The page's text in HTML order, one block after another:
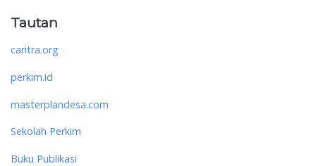
Tautan
caritra.org
perkim.id
masterplandesa.com
Sekolah Perkim
Buku Publikasi